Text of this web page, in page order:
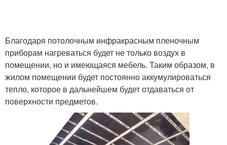
Благодаря потолочным инфракрасным пленочным
приборам нагреваться будет не только воздух в
помещении, но и имеющаяся мебель. Таким образом, в
жилом помещении будет постоянно аккумулироваться
тепло, которое в дальнейшем будет отдаваться от
поверхности предметов.